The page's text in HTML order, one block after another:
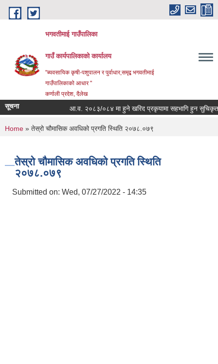
Skip to main content
भगवतीमाई गाउँपालिका
गाउँ कार्यपालिकाको कार्यालय
"ब्यवसायिक कृषी-पशुपालन र पुर्वाधार,समृद्ब भगवतीमाई
गाउँपालिकाको आधार "
कर्णाली प्रदेश, दैलेख
सूचना आ.व. २०८३/०८४ मा हुने खरिद प्रकृयामा सहभागि हुन सुचिकृत
You are here
Home » तेस्रो चौमासिक अवधिको प्रगति स्थिति २०७८.०७९
तेस्रो चौमासिक अवधिको प्रगति स्थिति
२०७८.०७९
Submitted on: Wed, 07/27/2022 - 14:35